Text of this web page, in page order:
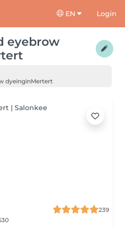
EN Login
eyebrow
dyeinginMertert
239